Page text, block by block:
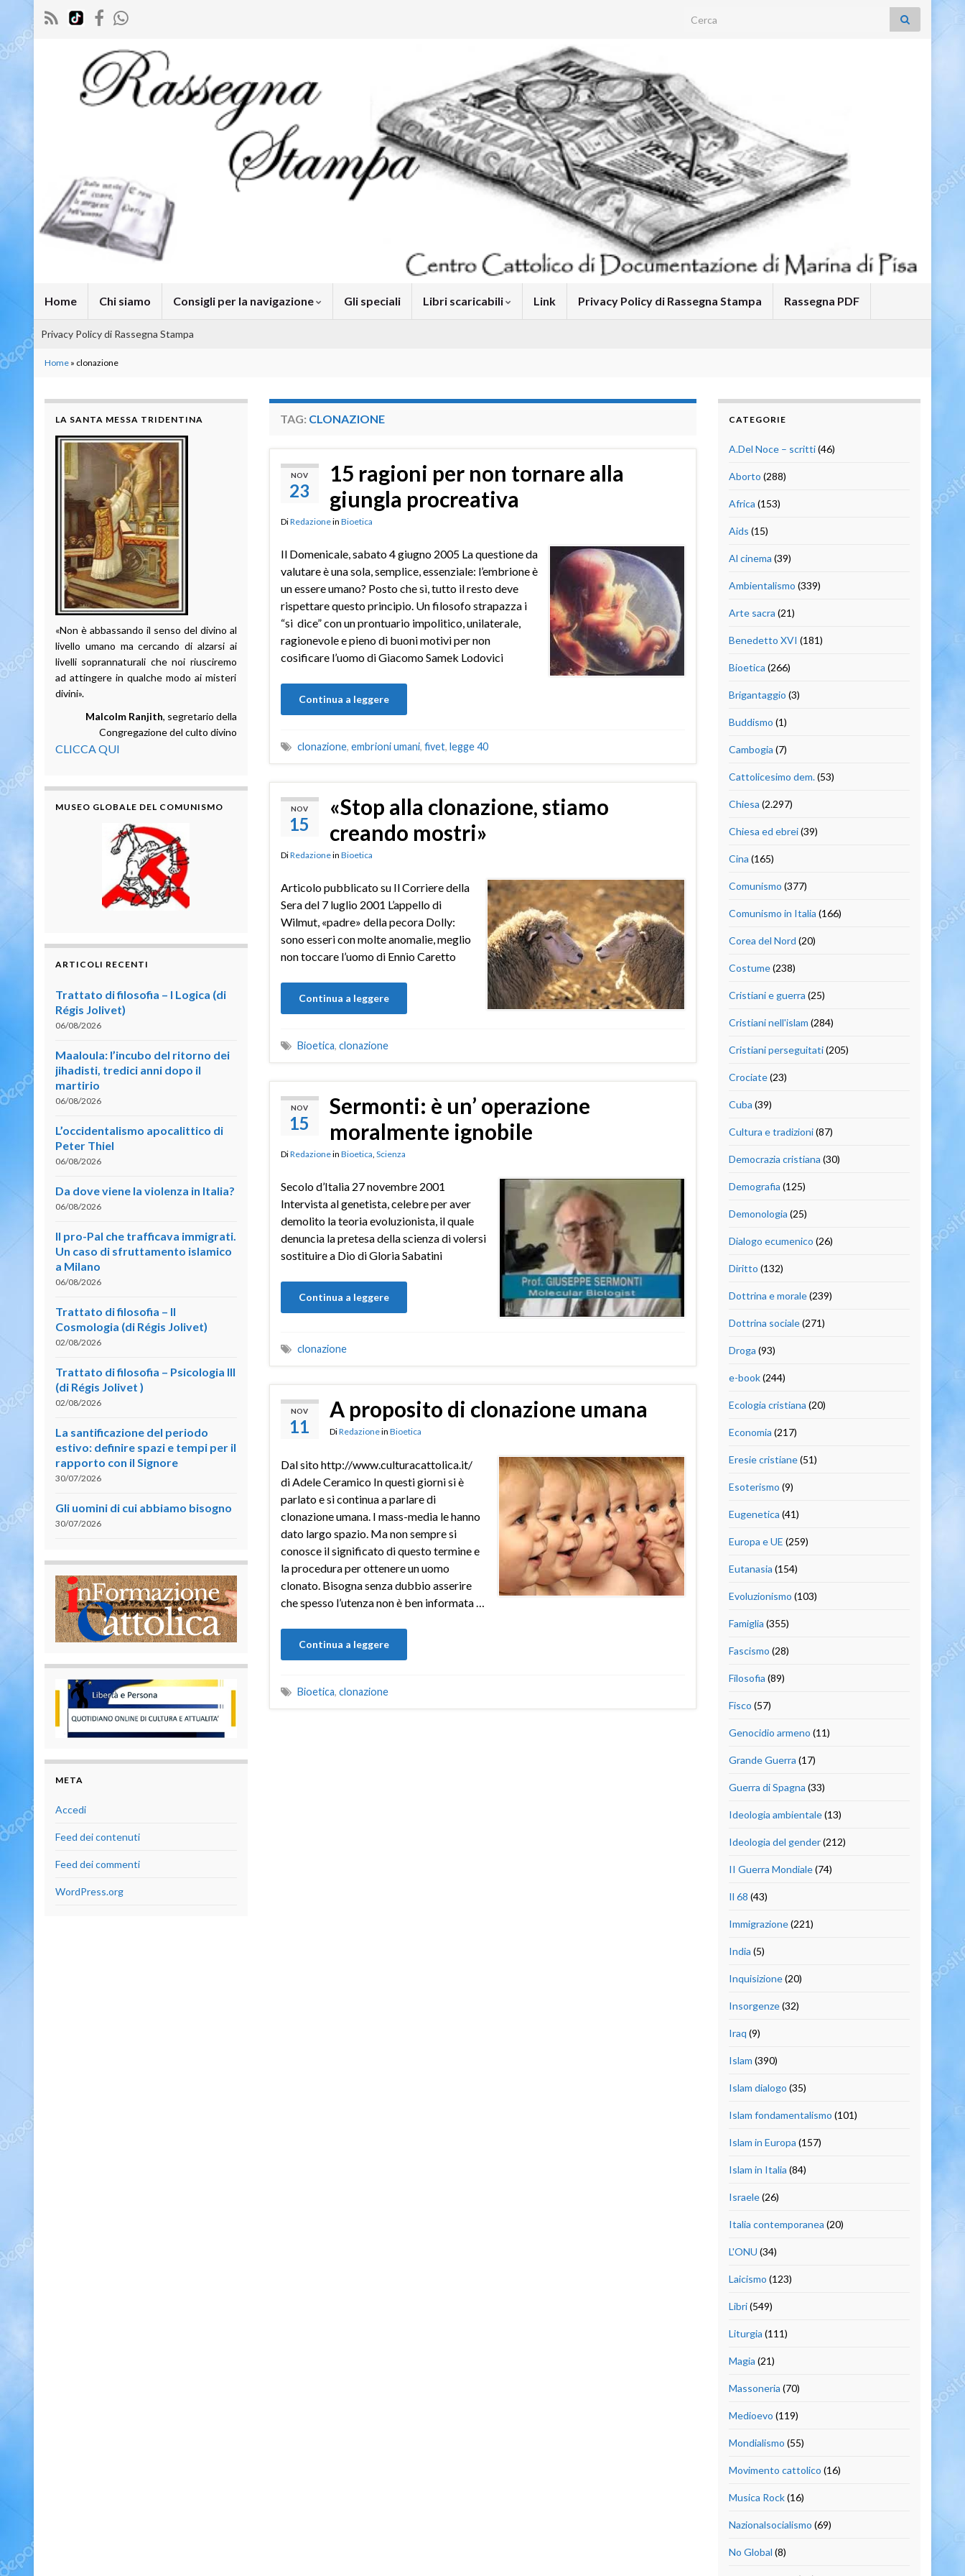
Search for:
Home Chi siamo Consigli per la navigazione Gli speciali Libri scaricabili Link Privacy Policy di Rassegna Stampa Rassegna PDF
Privacy Policy di Rassegna Stampa
Home » clonazione
TAG: CLONAZIONE
NOV
23
15 ragioni per non tornare alla
giungla procreativa
DiRedazionein Bioetica
Il Domenicale, sabato 4 giugno 2005 La questione da
valutare è una sola, semplice, essenziale: l’embrione è
un essere umano? Posto che sì, tutto il resto deve
rispettare questo principio. Un filosofo strapazza i
“si dice” con un prontuario impolitico, unilaterale,
ragionevole e pieno di buoni motivi per non
cosificare l’uomo di Giacomo Samek Lodovici
Continua a leggere
clonazione, embrioni umani, fivet, legge 40
NOV
15
«Stop alla clonazione, stiamo
creando mostri»
DiRedazionein Bioetica
Articolo pubblicato su Il Corriere della
Sera del 7 luglio 2001 L’appello di
Wilmut, «padre» della pecora Dolly:
sono esseri con molte anomalie, meglio
non toccare l’uomo di Ennio Caretto
Continua a leggere
Bioetica, clonazione
NOV
15
Sermonti: è un’ operazione
moralmente ignobile
DiRedazionein Bioetica Scienza
Secolo d’Italia 27 novembre 2001
Intervista al genetista, celebre per aver
demolito la teoria evoluzionista, il quale
denuncia la pretesa della scienza di volersi
sostituire a Dio di Gloria Sabatini
Continua a leggere
clonazione
NOV
11
A proposito di clonazione umana
DiRedazionein Bioetica
Dal sito http://www.culturacattolica.it/
di Adele Ceramico In questi giorni si è
parlato e si continua a parlare di
clonazione umana. I mass-media le hanno
dato largo spazio. Ma non sempre si
conosce il significato di questo termine e
la procedura per ottenere un uomo
clonato. Bisogna senza dubbio asserire
che spesso l’utenza non è ben informata …
Continua a leggere
Bioetica, clonazione
LA SANTA MESSA TRIDENTINA
«Non è abbassando il senso del divino al
livello umano ma cercando di alzarsi ai
livelli soprannaturali che noi riusciremo
ad attingere in qualche modo ai misteri
divini».
Malcolm Ranjith, segretario della
Congregazione del culto divino
CLICCA QUI
MUSEO GLOBALE DEL COMUNISMO
ARTICOLI RECENTI
Trattato di filosofia – I Logica (di
Régis Jolivet)
06/08/2026
Maaloula: l’incubo del ritorno dei
jihadisti, tredici anni dopo il
martirio
06/08/2026
L’occidentalismo apocalittico di
Peter Thiel
06/08/2026
Da dove viene la violenza in Italia?
06/08/2026
Il pro-Pal che trafficava immigrati.
Un caso di sfruttamento islamico
a Milano
06/08/2026
Trattato di filosofia – II
Cosmologia (di Régis Jolivet)
02/08/2026
Trattato di filosofia – Psicologia III
(di Régis Jolivet )
02/08/2026
La santificazione del periodo
estivo: definire spazi e tempi per il
rapporto con il Signore
30/07/2026
Gli uomini di cui abbiamo bisogno
30/07/2026
META
Accedi
Feed dei contenuti
Feed dei commenti
WordPress.org
CATEGORIE
A.Del Noce – scritti(46)
Aborto (288)
Africa (153)
Aids (15)
Al cinema (39)
Ambientalismo (339)
Arte sacra (21)
Benedetto XVI (181)
Bioetica (266)
Brigantaggio (3)
Buddismo (1)
Cambogia (7)
Cattolicesimo dem.(53)
Chiesa (2.297)
Chiesa ed ebrei(39)
Cina (165)
Comunismo (377)
Comunismo in Italia (166)
Corea del Nord (20)
Costume(238)
Cristiani e guerra (25)
Cristiani nell'islam (284)
Cristiani perseguitati(205)
Crociate(23)
Cuba (39)
Cultura e tradizioni(87)
Democrazia cristiana (30)
Demografia (125)
Demonologia (25)
Dialogo ecumenico (26)
Diritto (132)
Dottrina e morale(239)
Dottrina sociale(271)
Droga (93)
e-book(244)
Ecologia cristiana (20)
Economia (217)
Eresie cristiane(51)
Esoterismo (9)
Eugenetica (41)
Europa e UE (259)
Eutanasia (154)
Evoluzionismo (103)
Famiglia (355)
Fascismo (28)
Filosofia (89)
Fisco (57)
Genocidio armeno (11)
Grande Guerra (17)
Guerra di Spagna (33)
Ideologia ambientale(13)
Ideologia del gender(212)
II Guerra Mondiale(74)
Il 68 (43)
Immigrazione(221)
India (5)
Inquisizione(20)
Insorgenze(32)
Iraq (9)
Islam (390)
Islam dialogo (35)
Islam fondamentalismo (101)
Islam in Europa (157)
Islam in Italia (84)
Israele(26)
Italia contemporanea (20)
L'ONU (34)
Laicismo (123)
Libri(549)
Liturgia (111)
Magia (21)
Massoneria (70)
Medioevo (119)
Mondialismo (55)
Movimento cattolico (16)
Musica Rock(16)
Nazionalsocialismo (69)
No Global (8)